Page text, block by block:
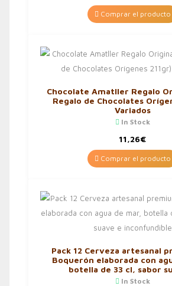
Comprar el producto
Chocolate Amatller Regalo
Regalo de Chocolates
Variados
In Stock
11,26€
Comprar el producto
Pack 12 Cerveza artesanal
Boquerón elaborada con
botella de 33 cl, sabor
inconfundible
In Stock